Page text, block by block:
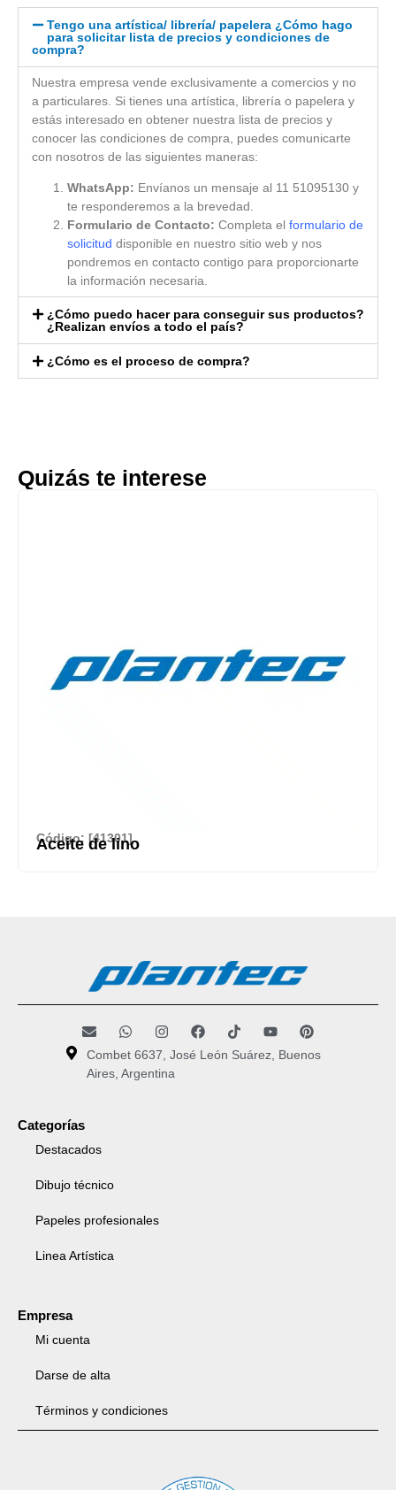
Tengo una artística/ librería/ papelera ¿Cómo hago
para solicitar lista de precios y condiciones de
compra?
Nuestra empresa vende exclusivamente a comercios y no
a particulares. Si tienes una artística, librería o papelera y
estás interesado en obtener nuestra lista de precios y
conocer las condiciones de compra, puedes comunicarte
con nosotros de las siguientes maneras:
WhatsApp: Envíanos un mensaje al 11 51095130 y
te responderemos a la brevedad.
Formulario de Contacto: Completa el formulario de
solicitud disponible en nuestro sitio web y nos
pondremos en contacto contigo para proporcionarte
la información necesaria.
¿Cómo puedo hacer para conseguir sus productos?
¿Realizan envíos a todo el país?
¿Cómo es el proceso de compra?
Quizás te interese
Código: [41301]
Aceite de lino
Combet 6637, José León Suárez, Buenos
Aires, Argentina
Categorías
Destacados
Dibujo técnico
Papeles profesionales
Linea Artística
Empresa
Mi cuenta
Darse de alta
Términos y condiciones